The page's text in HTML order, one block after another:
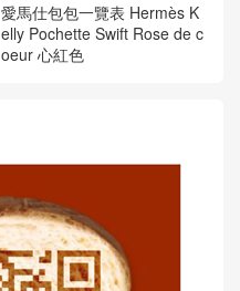
愛馬仕包包一覽表 Hermès K
elly Pochette Swift Rose de c
oeur 心紅色